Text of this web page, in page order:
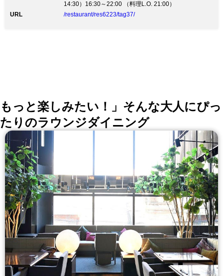
14:30）16:30～22:00 （料理L.O. 21:00）
URL
/restaurant/res6223/tag37/
もっと楽しみたい！」そんな大人にぴっ
たりのラウンジダイニング